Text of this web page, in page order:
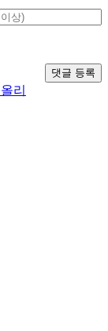
댓글 등록
올리